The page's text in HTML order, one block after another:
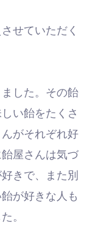
せていただく
した。その飴
い飴をたくさ
がそれぞれ好
屋さんは気づ
きで、また別
が好きな人も
。